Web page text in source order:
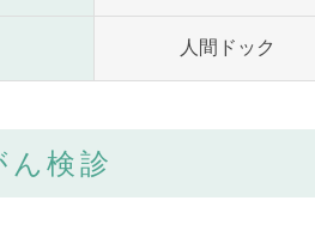
人間ドック
ん検診